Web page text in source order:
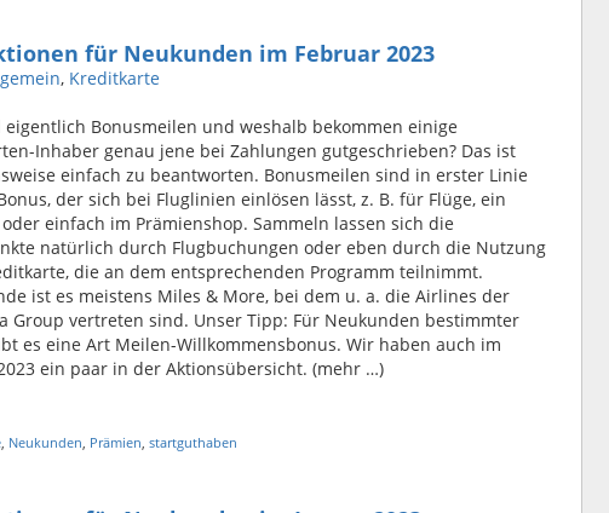
für Neukunden im Februar 2023
, Kreditkarte
eigentlich Bonusmeilen und weshalb bekommen einige
Inhaber genau jene bei Zahlungen gutgeschrieben? Das ist
einfach zu beantworten. Bonusmeilen sind in erster Linie
der sich bei Fluglinien einlösen lässt, z. B. für Flüge, ein
einfach im Prämienshop. Sammeln lassen sich die
natürlich durch Flugbuchungen oder eben durch die Nutzung
die an dem entsprechenden Programm teilnimmt.
ist es meistens Miles & More, bei dem u. a. die Airlines der
Group vertreten sind. Unser Tipp: Für Neukunden bestimmter
es eine Art Meilen-Willkommensbonus. Wir haben auch im
ein paar in der Aktionsübersicht. (mehr …)
, Neukunden, Prämien, startguthaben